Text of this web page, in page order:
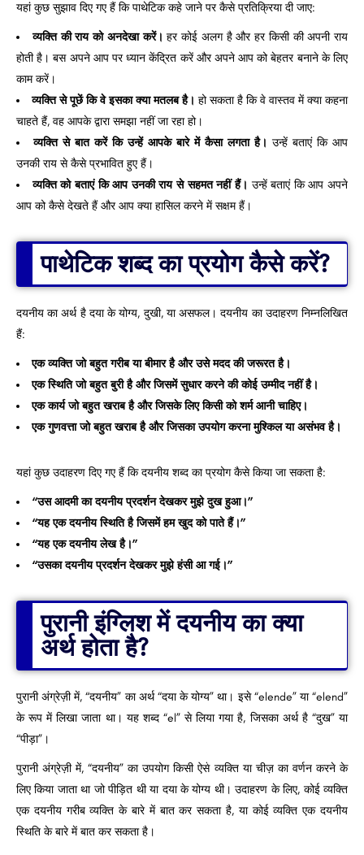
यहां कुछ सुझाव दिए गए हैं कि पाथेटिक कहे जाने पर कैसे प्रतिक्रिया दी जाए:
व्यक्ति की राय को अनदेखा करें। हर कोई अलग है और हर किसी की अपनी राय
होती है। बस अपने आप पर ध्यान केंद्रित करें और अपने आप को बेहतर बनाने के लिए
काम करें।
व्यक्ति से पूछें कि वे इसका क्या मतलब है। हो सकता है कि वे वास्तव में क्या कहना
चाहते हैं, वह आपके द्वारा समझा नहीं जा रहा हो।
व्यक्ति से बात करें कि उन्हें आपके बारे में कैसा लगता है। उन्हें बताएं कि आप
उनकी राय से कैसे प्रभावित हुए हैं।
व्यक्ति को बताएं कि आप उनकी राय से सहमत नहीं हैं। उन्हें बताएं कि आप अपने
आप को कैसे देखते हैं और आप क्या हासिल करने में सक्षम हैं।
पाथेटिक शब्द का प्रयोग कैसे करें?
दयनीय का अर्थ है दया के योग्य, दुखी, या असफल। दयनीय का उदाहरण निम्नलिखित
हैं:
एक व्यक्ति जो बहुत गरीब या बीमार है और उसे मदद की जरूरत है।
एक स्थिति जो बहुत बुरी है और जिसमें सुधार करने की कोई उम्मीद नहीं है।
एक कार्य जो बहुत खराब है और जिसके लिए किसी को शर्म आनी चाहिए।
एक गुणवत्ता जो बहुत खराब है और जिसका उपयोग करना मुश्किल या असंभव है।
यहां कुछ उदाहरण दिए गए हैं कि दयनीय शब्द का प्रयोग कैसे किया जा सकता है:
“उस आदमी का दयनीय प्रदर्शन देखकर मुझे दुख हुआ।”
“यह एक दयनीय स्थिति है जिसमें हम खुद को पाते हैं।”
“यह एक दयनीय लेख है।”
“उसका दयनीय प्रदर्शन देखकर मुझे हंसी आ गई।”
पुरानी इंग्लिश में दयनीय का क्या
अर्थ होता है?
पुरानी अंग्रेज़ी में, “दयनीय” का अर्थ “दया के योग्य” था। इसे “elende” या “elend”
के रूप में लिखा जाता था। यह शब्द “el” से लिया गया है, जिसका अर्थ है “दुख” या
“पीड़ा”।
पुरानी अंग्रेज़ी में, “दयनीय” का उपयोग किसी ऐसे व्यक्ति या चीज़ का वर्णन करने के
लिए किया जाता था जो पीड़ित थी या दया के योग्य थी। उदाहरण के लिए, कोई व्यक्ति
एक दयनीय गरीब व्यक्ति के बारे में बात कर सकता है, या कोई व्यक्ति एक दयनीय
स्थिति के बारे में बात कर सकता है।